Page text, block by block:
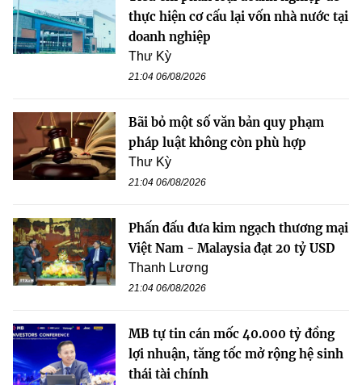
thực hiện cơ cấu lại vốn nhà nước tại
doanh nghiệp
Thư Kỳ
21:04 06/08/2026
Bãi bỏ một số văn bản quy phạm
pháp luật không còn phù hợp
Thư Kỳ
21:04 06/08/2026
Phấn đấu đưa kim ngạch thương mại
Việt Nam - Malaysia đạt 20 tỷ USD
Thanh Lương
21:04 06/08/2026
MB tự tin cán mốc 40.000 tỷ đồng
lợi nhuận, tăng tốc mở rộng hệ sinh
thái tài chính